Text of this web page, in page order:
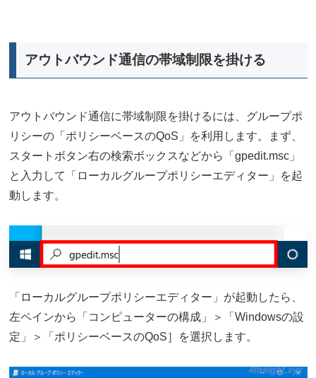
アウトバウンド通信の帯域制限を掛ける
アウトバウンド通信に帯域制限を掛けるには、グループポ
リシーの「ポリシーベースのQoS」を利用します。まず、
スタートボタン右の検索ボックスなどから「gpedit.msc」
と入力して「ローカルグループポリシーエディター」を起
動します。
「ローカルグループポリシーエディター」が起動したら、
左ペインから「コンピューターの構成」＞「Windowsの設
定」＞「ポリシーベースのQoS］を選択します。